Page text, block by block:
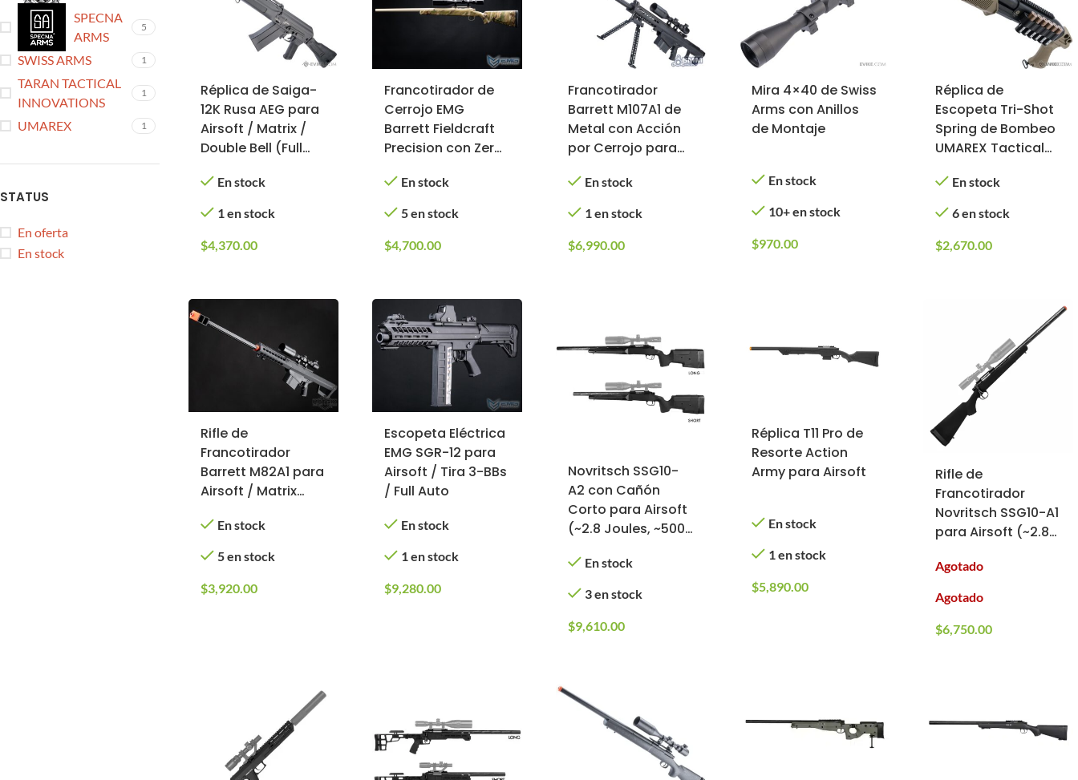
SPECNA
ARMS
5
SWISS ARMS 1
TARAN TACTICAL
INNOVATIONS
1
UMAREX 1
STATUS
En oferta
En stock
Réplica de Saiga-
12K Rusa AEG para
Airsoft / Matrix /
Double Bell (Full
En stock
1 en stock
$4,370.00
Francotirador de
Cerrojo EMG
Barrett Fieldcraft
Precision con Zero
Airsoft (Color:
Multicam con
cañón de acero
inoxidable)
En stock
5 en stock
$4,700.00
Francotirador
Barrett M107A1 de
Metal con Acción
por Cerrojo para
6mmProShop
(Color: Negro)
En stock
1 en stock
$6,990.00
Mira 4×40 de Swiss
Arms con Anillos
de Montaje
En stock
10+ en stock
$970.00
Réplica de
Escopeta Tri-Shot
Spring de Bombeo
UMAREX Tactical
(Color: Negro /
Tan)
En stock
6 en stock
$2,670.00
Rifle de
Francotirador
Barrett M82A1 para
Airsoft / Matrix
En stock
5 en stock
$3,920.00
Escopeta Eléctrica
EMG SGR-12 para
Airsoft / Tira 3-BBs
/ Full Auto
En stock
1 en stock
$9,280.00
Novritsch SSG10-
A2 con Cañón
Corto para Airsoft
(~2.8 Joules, ~500
En stock
3 en stock
$9,610.00
Réplica T11 Pro de
Resorte Action
Army para Airsoft
En stock
1 en stock
$5,890.00
Rifle de
Francotirador
Novritsch SSG10-A1
para Airsoft (~2.8
~M160)
Agotado
Agotado
$6,750.00